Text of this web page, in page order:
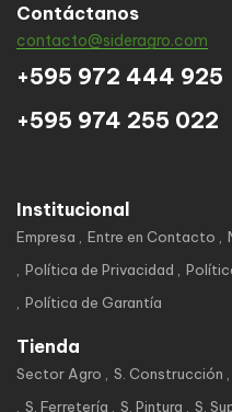
Contáctanos
contacto@sideragro.com
+595 972 444 925
+595 974 255 022
Institucional
Empresa Entre en Contacto
Política de Privacidad
Política de Garantía
Tienda
Sector Agro S. Construcción
S. Ferretería
S. Pintura S.